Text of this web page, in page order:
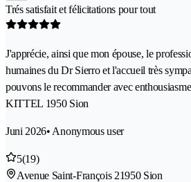
Trés satisfait et félicitations pour tout
J'apprécie, ainsi que mon épouse, le
humaines du Dr Sierro et l'accueil très
pouvons le recommander avec
KITTEL 1950 Sion
Juni 2026• Anonymous user
5(19)
Avenue Saint-François 21950 Sion